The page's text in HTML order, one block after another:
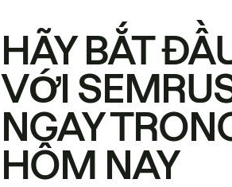
HÃY BẮT
VỚI
NGAY
HÔM NAY